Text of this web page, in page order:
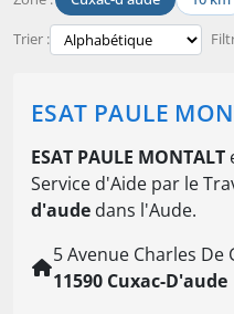
Trier :
ESAT PAULE
ESAT PAULE MONTALT
Service d'Aide par le
d'aude dans l'Aude.
5 Avenue Charles De
11590 Cuxac-D'aude